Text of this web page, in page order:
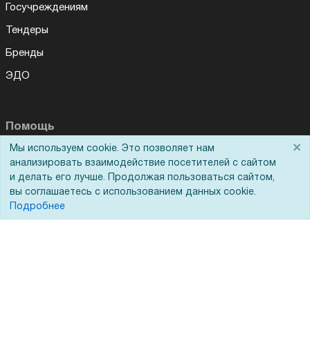
Госучреждениям
Тендеры
Бренды
ЭДО
Помощь
Реквизиты
Гарантии и возврат
Мы используем cookie. Это позволяет нам
анализировать взаимодействие посетителей с сайтом
и делать его лучше. Продолжая пользоваться сайтом,
вы соглашаетесь с использованием данных cookie.
Подробнее
×